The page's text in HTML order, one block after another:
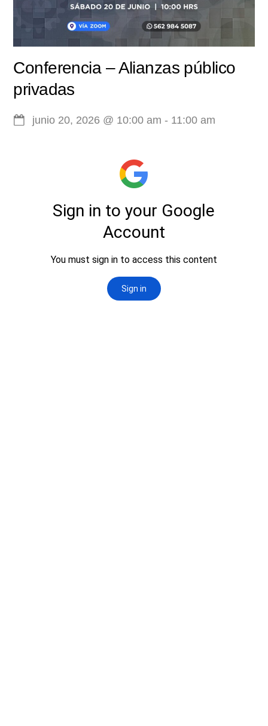
Conferencia – Alianzas público
privadas
junio 20, 2026 @ 10:00 am - 11:00 am